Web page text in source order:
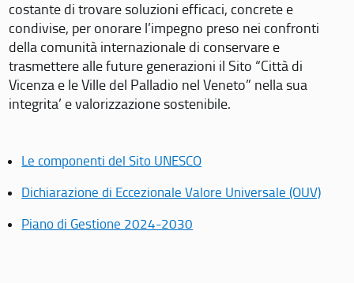
costante di trovare soluzioni efficaci, concrete e
condivise, per onorare l’impegno preso nei confronti
della comunità internazionale di conservare e
trasmettere alle future generazioni il Sito “Città di
Vicenza e le Ville del Palladio nel Veneto” nella sua
integrita’ e valorizzazione sostenibile.
Le componenti del Sito UNESCO
Dichiarazione di Eccezionale Valore Universale (OUV)
Piano di Gestione 2024-2030